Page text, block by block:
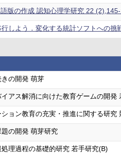
版の作成 認知心理学研究 22
しよう．変化する統計ソフトへの
の開発 萌芽
アス解消に向けた教育ゲームの開発
ョン教育の充実・推進に関する研究
の開発 萌芽研究
理過程の基礎的研究 若手研究(B)